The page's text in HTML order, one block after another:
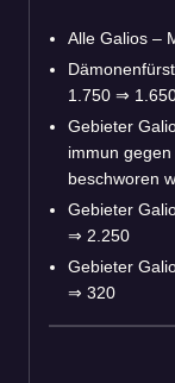
Alle Galios –
1.750 ⇒
Gebieter
immun
beschworen
Gebieter
⇒ 2.250
Gebieter
⇒ 320